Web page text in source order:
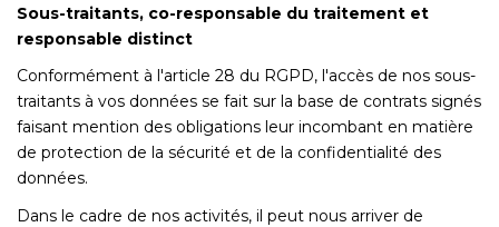
Sous-traitants, co-responsable du traitement et
responsable distinct
Conformément à l'article 28 du RGPD, l'accès de nos sous-
traitants à vos données se fait sur la base de contrats signés
faisant mention des obligations leur incombant en matière
de protection de la sécurité et de la confidentialité des
données.
Dans le cadre de nos activités, il peut nous arriver de